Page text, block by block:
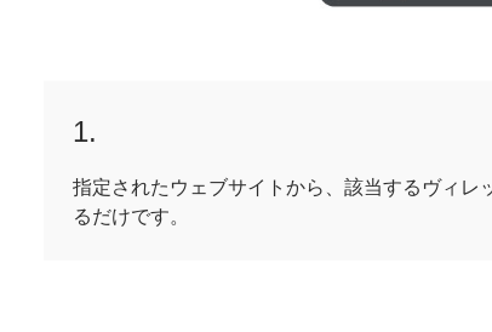
1.
指定されたウェブサイトから、該当するヴィレ
るだけです。